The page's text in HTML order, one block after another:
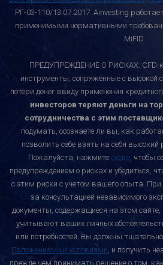
РГ-03-110/13.07.2017. Ainvesting
применимыми нормативными
MiFID.
ПРЕДУПРЕЖДЕНИЕ О РИСКАХ: CFD-
инструменты, сопряжённые с высокой
потери денег ввиду применения
инвесторов теряют деньги на
сотрудничества с этим
подумать, осознаете ли вы, как
позволить себе взять на себя высокий
Пожалуйста, нажмите сюда, чтобы
предупреждением о рисках и убедиться,
с этим риски с учетом вашего опыта. При
за консультацией независимого
документы, содержащиеся на этом сайте,
учитывают ваших личных
или потребностей. Вы должны
Положениями и условиями, и получить
прежде чем принимать решение о том,